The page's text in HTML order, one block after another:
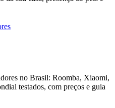
no Brasil: Roomba, Xiaomi,
testados, com preços e guia